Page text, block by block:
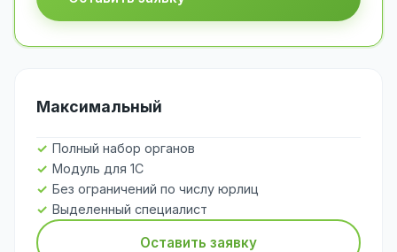
Максимальный
Полный набор органов
Модуль для 1С
Без ограничений по числу юрлиц
Выделенный специалист
Оставить заявку